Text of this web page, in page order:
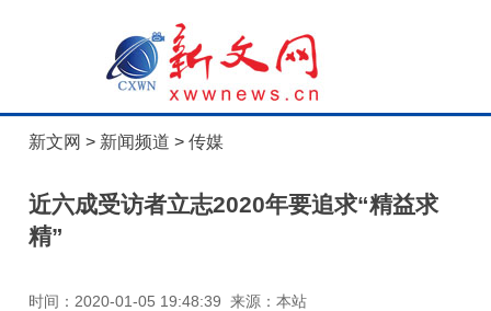
新文网 > 新闻频道 >传媒
近六成受访者立志2020年要追求“精益求
精”
时间：2020-01-05 19:48:39 来源：本站